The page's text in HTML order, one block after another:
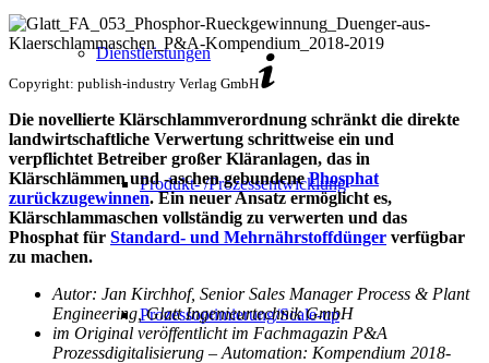
Dienstleistungen
Produkt- /Prozessentwicklung
Prozessoptimierung/Scale-up
Copyright: publish-industry Verlag GmbH
Die novellierte Klärschlammverordnung schränkt die direkte
landwirtschaftliche Verwertung schrittweise ein und
verpflichtet Betreiber großer Kläranlagen, das in
Klärschlämmen und -aschen gebundenePhosphat
zurückzugewinnen. Ein neuer Ansatz ermöglicht es,
Klärschlammaschen vollständig zu verwerten und das
Phosphat für Standard- und Mehrnährstoffdünger verfügbar
zu machen.
Autor: Jan Kirchhof, Senior Sales Manager Process & Plant
Engineering, Glatt Ingenieurtechnik GmbH
im Original veröffentlicht im Fachmagazin P&A
Prozessdigitalisierung – Automation: Kompendium 2018-